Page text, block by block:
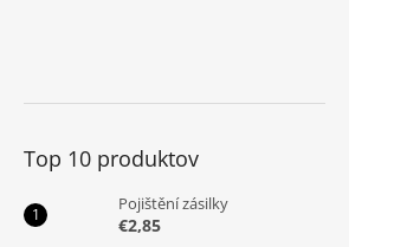
Top 10 produktov
Pojištění zásilky
€2,85